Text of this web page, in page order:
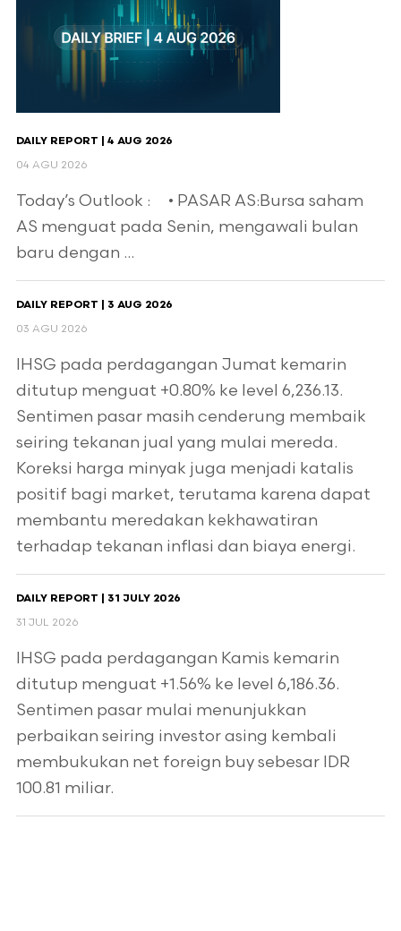
DAILY REPORT | 4 AUG 2026
04 AGU 2026
Today’s Outlook : • PASAR AS:Bursa saham
AS menguat pada Senin, mengawali bulan
baru dengan ...
DAILY REPORT | 3 AUG 2026
03 AGU 2026
IHSG pada perdagangan Jumat kemarin
ditutup menguat +0.80% ke level 6,236.13.
Sentimen pasar masih cenderung membaik
seiring tekanan jual yang mulai mereda.
Koreksi harga minyak juga menjadi katalis
positif bagi market, terutama karena dapat
membantu meredakan kekhawatiran
terhadap tekanan inflasi dan biaya energi.
DAILY REPORT | 31 JULY 2026
31 JUL 2026
IHSG pada perdagangan Kamis kemarin
ditutup menguat +1.56% ke level 6,186.36.
Sentimen pasar mulai menunjukkan
perbaikan seiring investor asing kembali
membukukan net foreign buy sebesar IDR
100.81 miliar.